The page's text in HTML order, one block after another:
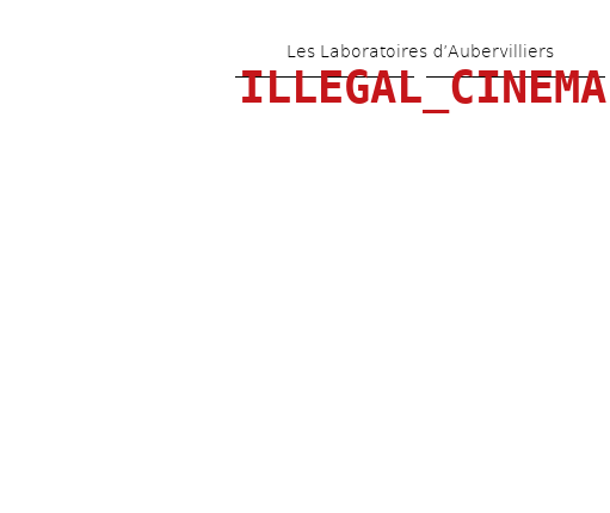
Les Laboratoires d’Aubervilliers
ILLEGAL_CINEMA